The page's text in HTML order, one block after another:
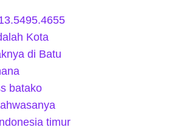
Kota
di Batu
batako
timur